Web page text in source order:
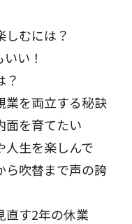
しむには？
い！
？
業を両立する秘訣
面を育てたい
人生を楽しんで
ら吹替まで声の誇
直す2年の休業